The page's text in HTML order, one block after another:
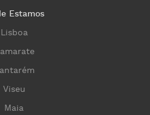
Estamos
Lisboa
Viseu
Maia